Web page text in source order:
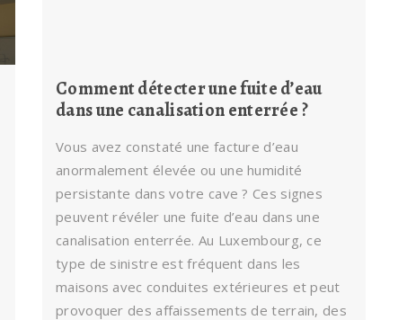
Comment détecter une fuite d’eau
dans une canalisation enterrée ?
Vous avez constaté une facture d’eau
anormalement élevée ou une humidité
persistante dans votre cave ? Ces signes
peuvent révéler une fuite d’eau dans une
canalisation enterrée. Au Luxembourg, ce
type de sinistre est fréquent dans les
maisons avec conduites extérieures et peut
provoquer des affaissements de terrain, des